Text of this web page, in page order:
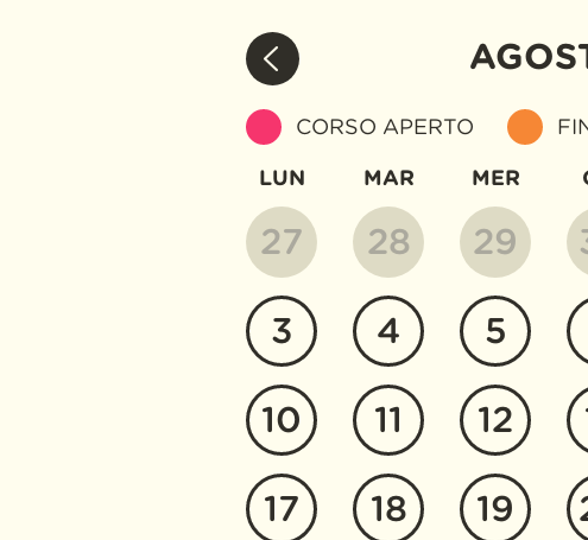
CORSO APERTO
LUN MAR MER
27 28 29
3 4 5
10 11 12
17 18 19